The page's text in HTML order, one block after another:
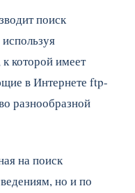
поиск
которой имеет
в Интернете ftp-
разнообразной
на поиск
но и по